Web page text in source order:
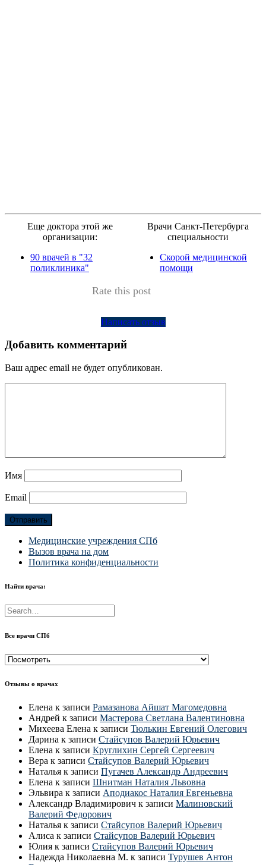
Еще доктора этой же
организации:
90 врачей в "32
поликлиника"
Врачи Санкт-Петербурга
специальности
Скорой медицинской
помощи
Rate this post
Написать отзыв
Добавить комментарий
Ваш адрес email не будет опубликован.
Имя
Email
Медицинские учреждения СПб
Вызов врача на дом
Политика конфиденциальности
Найти врача:
Все врачи СПб
Все
СПб
Отзывы о врачах
Елена к записи Рамазанова Айшат Магомедовна
Андрей к записи Мастерова Светлана Валентиновна
Михеева Елена к записи Тюлькин Евгений Олегович
Дарина к записи Стайсупов Валерий Юрьевич
Елена к записи Круглихин Сергей Сергеевич
Вера к записи Стайсупов Валерий Юрьевич
Наталья к записи Пугачев Александр Андреевич
Елена к записи Шнитман Наталия Львовна
Эльвира к записи Аподиакос Наталия Евгеньевна
Александр Владимирович к записи Малиновский
Валерий Федорович
Наталья к записи Стайсупов Валерий Юрьевич
Алиса к записи Стайсупов Валерий Юрьевич
Юлия к записи Стайсупов Валерий Юрьевич
Надежда Николаевна М. к записи Турушев Антон